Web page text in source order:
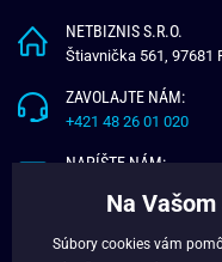
NETBIZNIS S.R.O.
Štiavnička 561, 97681
ZAVOLAJTE NÁM:
+421 48 26 01 020
NAPÍŠTE NÁM:
Na
Súbory cookies vám